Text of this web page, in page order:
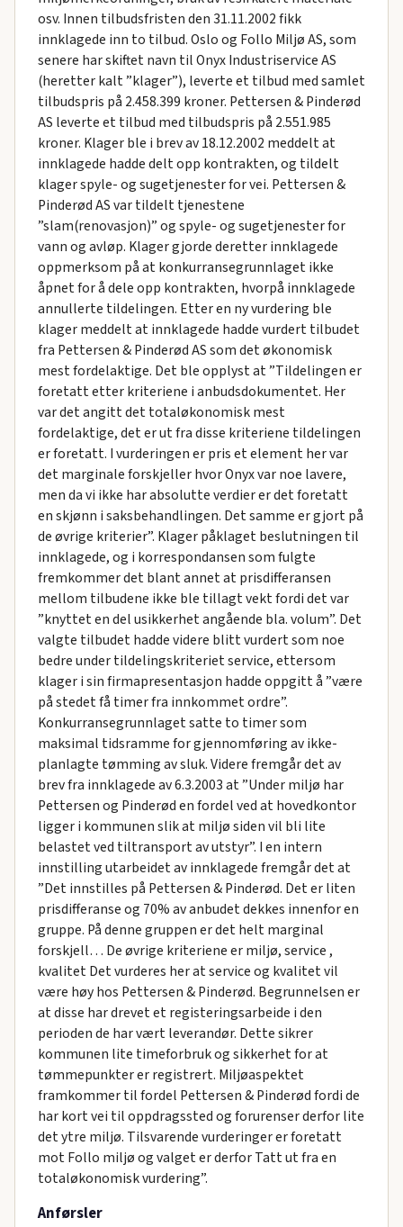
osv. Innen tilbudsfristen den 31.11.2002 fikk
innklagede inn to tilbud. Oslo og Follo Miljø AS, som
senere har skiftet navn til Onyx Industriservice AS
(heretter kalt ”klager”), leverte et tilbud med samlet
tilbudspris på 2.458.399 kroner. Pettersen & Pinderød
AS leverte et tilbud med tilbudspris på 2.551.985
kroner. Klager ble i brev av 18.12.2002 meddelt at
innklagede hadde delt opp kontrakten, og tildelt
klager spyle- og sugetjenester for vei. Pettersen &
Pinderød AS var tildelt tjenestene
”slam(renovasjon)” og spyle- og sugetjenester for
vann og avløp. Klager gjorde deretter innklagede
oppmerksom på at konkurransegrunnlaget ikke
åpnet for å dele opp kontrakten, hvorpå innklagede
annullerte tildelingen. Etter en ny vurdering ble
klager meddelt at innklagede hadde vurdert tilbudet
fra Pettersen & Pinderød AS som det økonomisk
mest fordelaktige. Det ble opplyst at ”Tildelingen er
foretatt etter kriteriene i anbudsdokumentet. Her
var det angitt det totaløkonomisk mest
fordelaktige, det er ut fra disse kriteriene tildelingen
er foretatt. I vurderingen er pris et element her var
det marginale forskjeller hvor Onyx var noe lavere,
men da vi ikke har absolutte verdier er det foretatt
en skjønn i saksbehandlingen. Det samme er gjort på
de øvrige kriterier”. Klager påklaget beslutningen til
innklagede, og i korrespondansen som fulgte
fremkommer det blant annet at prisdifferansen
mellom tilbudene ikke ble tillagt vekt fordi det var
”knyttet en del usikkerhet angående bla. volum”. Det
valgte tilbudet hadde videre blitt vurdert som noe
bedre under tildelingskriteriet service, ettersom
klager i sin firmapresentasjon hadde oppgitt å ”være
på stedet få timer fra innkommet ordre”.
Konkurransegrunnlaget satte to timer som
maksimal tidsramme for gjennomføring av ikke-
planlagte tømming av sluk. Videre fremgår det av
brev fra innklagede av 6.3.2003 at ”Under miljø har
Pettersen og Pinderød en fordel ved at hovedkontor
ligger i kommunen slik at miljø siden vil bli lite
belastet ved tiltransport av utstyr”. I en intern
innstilling utarbeidet av innklagede fremgår det at
”Det innstilles på Pettersen & Pinderød. Det er liten
prisdifferanse og 70% av anbudet dekkes innenfor en
gruppe. På denne gruppen er det helt marginal
forskjell… De øvrige kriteriene er miljø, service ,
kvalitet Det vurderes her at service og kvalitet vil
være høy hos Pettersen & Pinderød. Begrunnelsen er
at disse har drevet et registeringsarbeide i den
perioden de har vært leverandør. Dette sikrer
kommunen lite timeforbruk og sikkerhet for at
tømmepunkter er registrert. Miljøaspektet
framkommer til fordel Pettersen & Pinderød fordi de
har kort vei til oppdragssted og forurenser derfor lite
det ytre miljø. Tilsvarende vurderinger er foretatt
mot Follo miljø og valget er derfor Tatt ut fra en
totaløkonomisk vurdering”.
Anførsler